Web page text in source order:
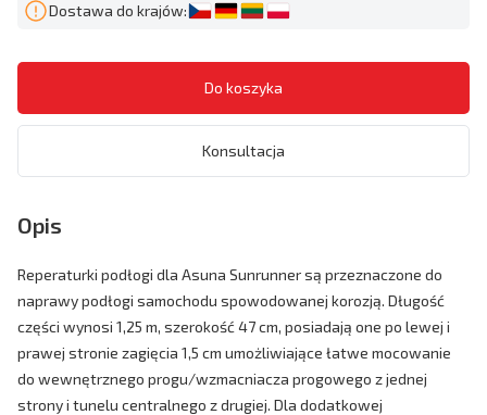
Dostawa do krajów:
Konsultacja
Opis
Reperaturki podłogi dla Asuna Sunrunner są przeznaczone do
naprawy podłogi samochodu spowodowanej korozją. Długość
części wynosi 1,25 m, szerokość 47 cm, posiadają one po lewej i
prawej stronie zagięcia 1,5 cm umożliwiające łatwe mocowanie
do wewnętrznego progu/wzmacniacza progowego z jednej
strony i tunelu centralnego z drugiej. Dla dodatkowej